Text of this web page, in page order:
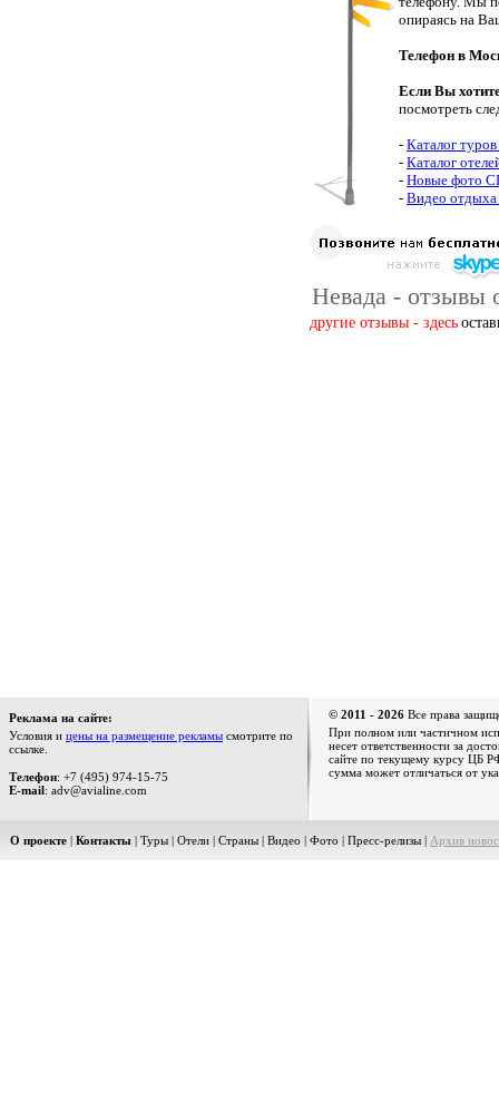
опираясь на
Телефон в
Если Вы
посмотреть
- Каталог
- Каталог
- Новые фото
- Видео
Невада - отзывы
другие отзывы - здесь
Реклама на сайте:
Условия и цены на размещение рекламы смотрите по
ссылке.
Телефон: +7 (495) 974-15-75
E-mail: adv@avialine.com
© 2011 - 2026 Все права
При полном или частичном
несет ответственности за
сайте по текущему курсу ЦБ
сумма может отличаться от
О проекте | Контакты | Туры | Отели | Страны | Видео | Фото | Пресс-релизы | Архив